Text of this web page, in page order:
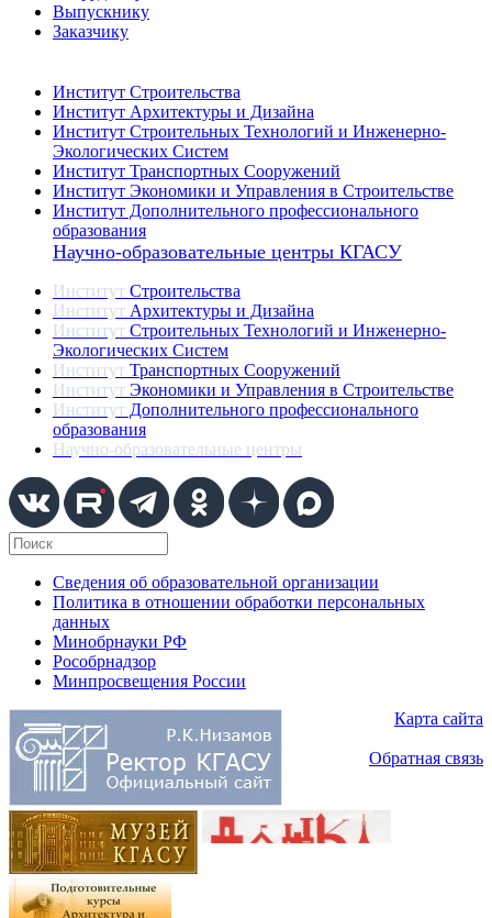
Выпускнику
Заказчику
Институт Строительства
Институт Архитектуры и Дизайна
Институт Строительных Технологий и Инженерно-
Экологических Систем
Институт Транспортных Сооружений
Институт Экономики и Управления в Строительстве
Институт Дополнительного профессионального
образования
Научно-образовательные центры КГАСУ
Институт Строительства
Институт Архитектуры и Дизайна
Институт Строительных Технологий и Инженерно-
Экологических Систем
Институт Транспортных Сооружений
Институт Экономики и Управления в Строительстве
Институт Дополнительного профессионального
образования
Научно-образовательные центры
Сведения об образовательной организации
Политика в отношении обработки персональных
данных
Минобрнауки РФ
Рособрнадзор
Минпросвещения России
Карта сайта
Обратная связь